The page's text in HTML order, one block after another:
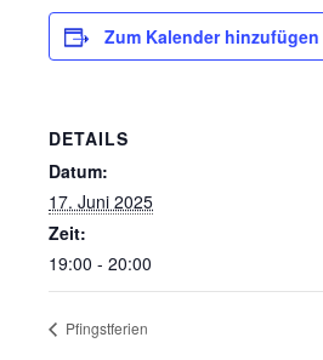
Zum Kalender hinzufügen
DETAILS
Datum:
17. Juni 2025
Zeit:
19:00 - 20:00
Pfingstferien